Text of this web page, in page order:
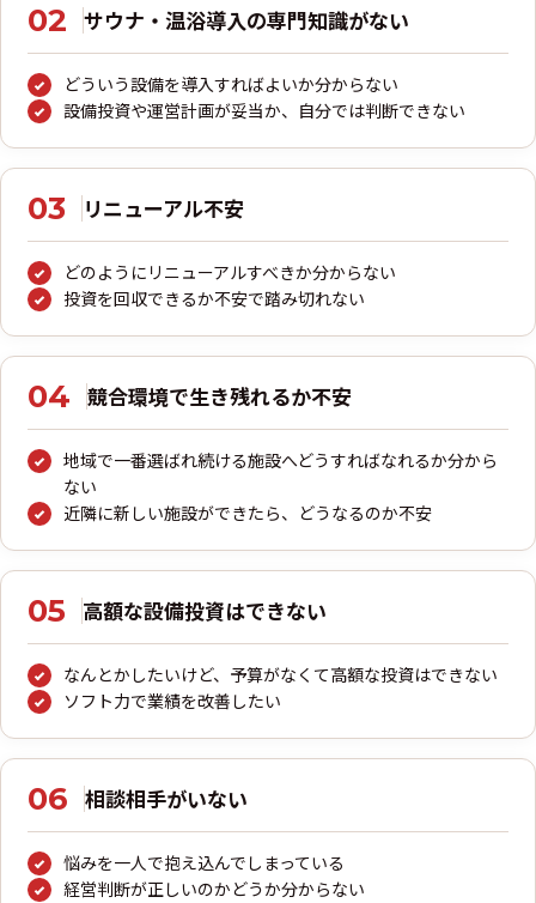
02 サウナ・温浴導入の専門知識がない
どういう設備を導入すればよいか分からない
設備投資や運営計画が妥当か、自分では判断できない
03 リニューアル不安
どのようにリニューアルすべきか分からない
投資を回収できるか不安で踏み切れない
04 競合環境で生き残れるか不安
地域で一番選ばれ続ける施設へどうすればなれるか分から
ない
近隣に新しい施設ができたら、どうなるのか不安
05 高額な設備投資はできない
なんとかしたいけど、予算がなくて高額な投資はできない
ソフト力で業績を改善したい
06 相談相手がいない
悩みを一人で抱え込んでしまっている
経営判断が正しいのかどうか分からない